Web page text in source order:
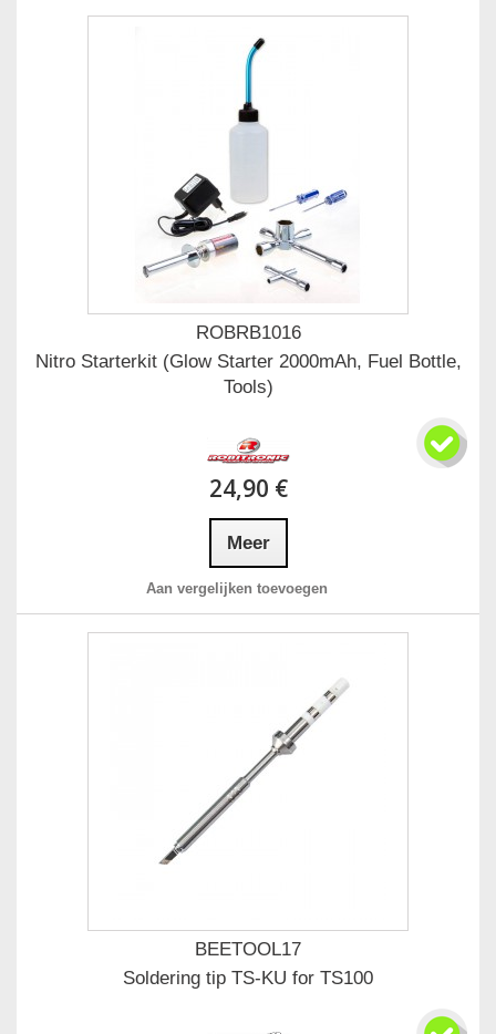
ROBRB1016
Nitro Starterkit (Glow Starter 2000mAh, Fuel Bottle,
Tools)
24,90 €
Meer
Aan vergelijken toevoegen
BEETOOL17
Soldering tip TS-KU for TS100